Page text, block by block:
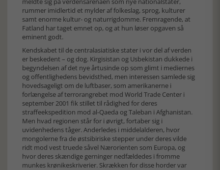
rummer imidlertid et mylder af folkeslag, sprog, kulturer
samt enorme kultur- og naturrigdomme. Fremragende, at
Fatland har taget emnet op, og at hun løser opgaven så
eminent godt.
Kendskabet til de centralasiatiske stater i vor del af verden
er beskedent – og dog. Kirgisistan og Usbekistan dukkede i
begyndelsen af det nye årtusinde op som glimt i mediernes
og offentlighedens bevidsthed, men interessen samlede sig
hovedsageligt om de luftbaser, som amerikanerne i
forlængelse af terrorangrebet mod World Trade Center i
september 2001 fik stillet til rådighed for deres
straffeekspedition mod al-Qaeda og Taleban i Afghanistan.
Men hvad regionen står for i øvrigt, fortaber sig i
uvidenhedens tåger. Anderledes i middelalderen, hvor
mongolerne fra de østsibiriske stepper under deres vilde
ridt mod vest truede såvel Nærorienten som Europa, og
hvor deres skændige gerninger nedfældedes i fromme
munkes krønikeskriverier. Skrækken for disse horder var